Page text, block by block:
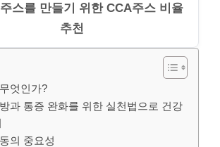
스를 만들기 위한 CCA주스 비율
추천
엇인가?
과 통증 완화를 위한 실천법으로 건강
의 중요성